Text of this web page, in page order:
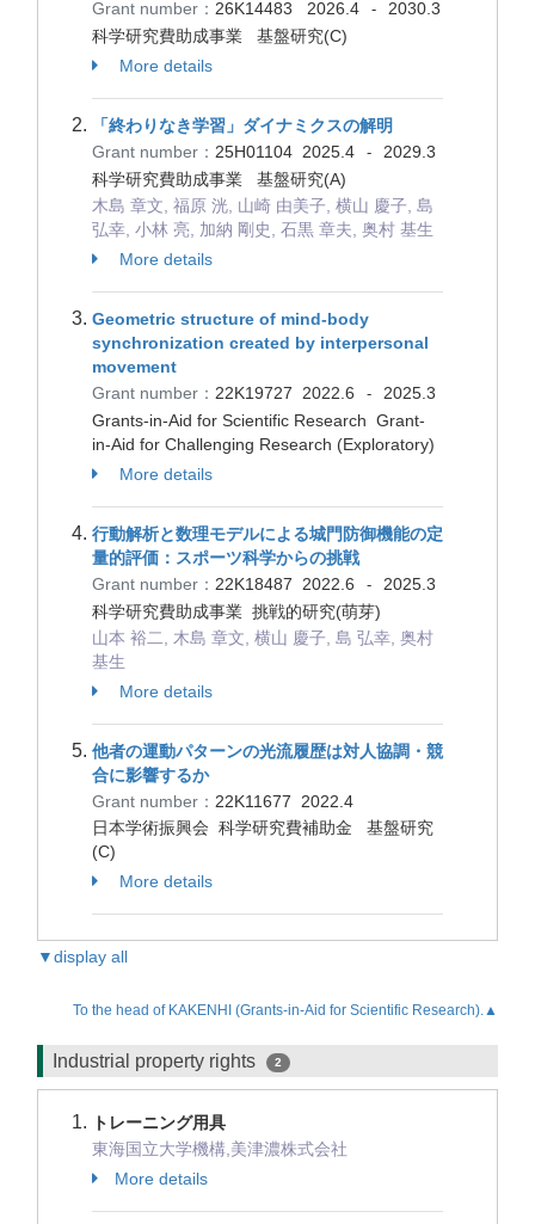
Grant number： 26K14483 2026.4 -
2030.3
科学研究費助成事業 基盤研究(C)
More details
「終わりなき学習」ダイナミクスの解明
Grant number： 25H01104 2025.4 -
2029.3
科学研究費助成事業 基盤研究(A)
木島 章文, 福原 洸, 山崎 由美子, 横山 慶子, 島
弘幸, 小林 亮, 加納 剛史, 石黒 章夫, 奥村 基生
More details
Geometric structure of mind-body
synchronization created by interpersonal
movement
Grant number： 22K19727 2022.6 -
2025.3
Grants-in-Aid for Scientific Research Grant-
in-Aid for Challenging Research (Exploratory)
More details
行動解析と数理モデルによる城門防御機能の定
量的評価：スポーツ科学からの挑戦
Grant number： 22K18487 2022.6 -
2025.3
科学研究費助成事業 挑戦的研究(萌芽)
山本 裕二, 木島 章文, 横山 慶子, 島 弘幸, 奥村
基生
More details
他者の運動パターンの光流履歴は対人協調・競
合に影響するか
Grant number： 22K11677 2022.4
日本学術振興会 科学研究費補助金 基盤研究
(C)
More details
▼display all
To the head of KAKENHI (Grants-in-Aid for Scientific Research).▲
Industrial property rights 2
トレーニング用具
東海国立大学機構,美津濃株式会社
More details